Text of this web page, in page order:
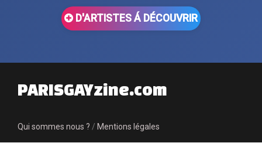
D'ARTISTES Á DÉCOUVRIR
PARISGAYzine.com
Qui sommes nous ? / Mentions légales